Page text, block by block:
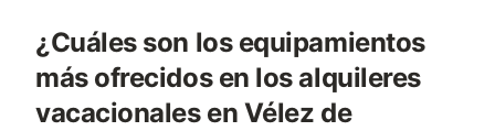
¿Cuáles son los equipamientos
más ofrecidos en los alquileres
vacacionales en Vélez de